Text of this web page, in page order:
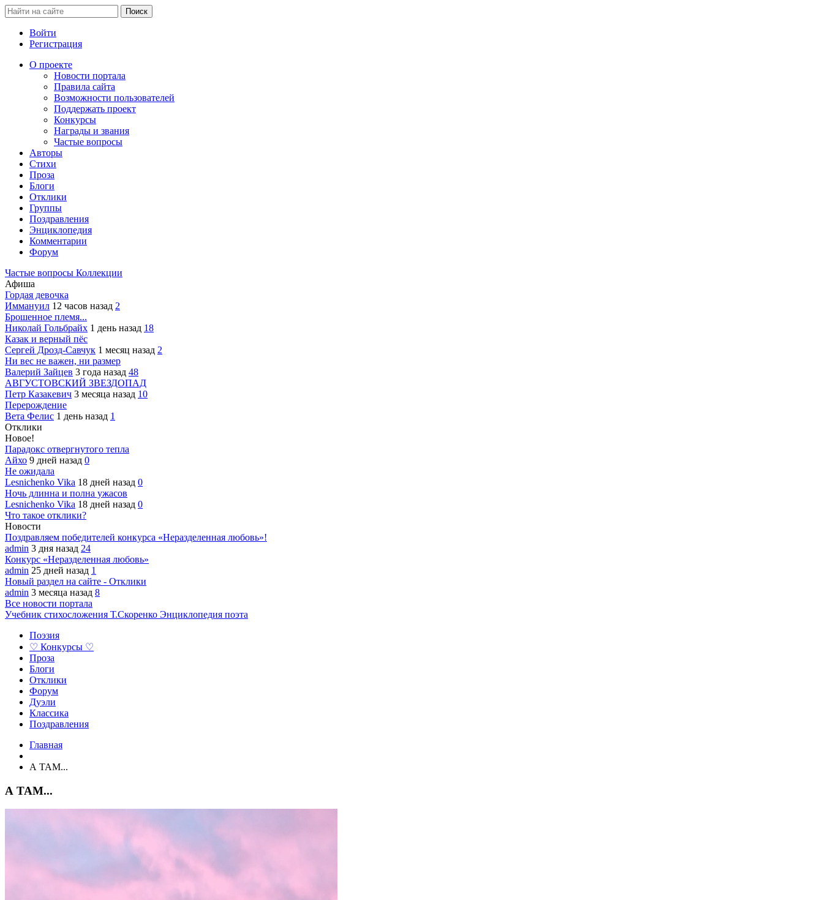
Войти
Регистрация
О проекте
Новости портала
Правила сайта
Возможности пользователей
Поддержать проект
Конкурсы
Награды и звания
Частые вопросы
Авторы
Стихи
Проза
Блоги
Отклики
Группы
Поздравления
Энциклопедия
Комментарии
Форум
Частые вопросы Коллекции
Афиша
Гордая девочка
Иммануил 12 часов назад 2
Брошенное племя...
Николай Гольбрайх 1 день назад 18
Казак и верный пёс
Сергей Дрозд-Савчук 1 месяц назад 2
Ни вес не важен, ни размер
Валерий Зайцев 3 года назад 48
АВГУСТОВСКИЙ ЗВЕЗДОПАД
Петр Казакевич 3 месяца назад 10
Перерождение
Вета Фелис 1 день назад 1
Отклики
Новое!
Парадокс отвергнутого тепла
Айхо 9 дней назад 0
Не ожидала
Lesnichenko Vika 18 дней назад 0
Ночь длинна и полна ужасов
Lesnichenko Vika 18 дней назад 0
Что такое отклики?
Новости
Поздравляем победителей конкурса «Неразделенная любовь»!
admin 3 дня назад 24
Конкурс «Неразделенная любовь»
admin 25 дней назад 1
Новый раздел на сайте - Отклики
admin 3 месяца назад 8
Все новости портала
Учебник стихосложения Т.Скоренко Энциклопедия поэта
Поэзия
♡ Конкурсы ♡
Проза
Блоги
Отклики
Форум
Дуэли
Классика
Поздравления
Главная
А ТАМ...
А ТАМ...